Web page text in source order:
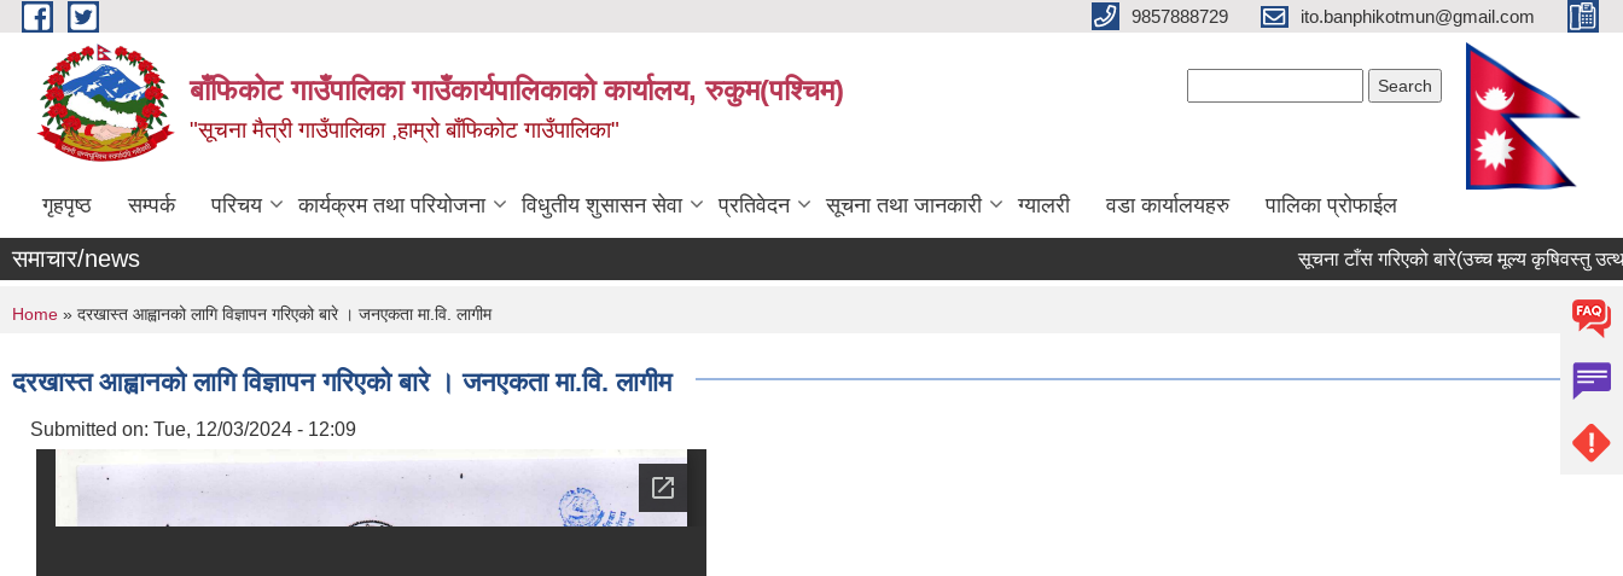
Skip to main content 9857888729 ito.banphikotmun@gmail.com
बाँफिकोट गाउँपालिका गाउँकार्यपालिकाको कार्यालय, रुकुम(पश्चिम)
"सूचना मैत्री गाउँपालिका ,हाम्रो बाँफिकोट गाउँपालिका"
गृहपृष्ठ सम्पर्क परिचय कार्यक्रम तथा परियोजना विधुतीय शुसासन सेवा प्रतिवेदन सूचना तथा जानकारी ग्यालरी वडा कार्यालयहरु पालिका प्रोफाईल
समाचार/news सूचना टाँस गरिएको बारे(उच्च मूल्य कृषिवस्तु
You are here
Home » दरखास्त आह्वानको लागि विज्ञापन गरिएको बारे । जनएकता मा.वि. लागीम
दरखास्त आह्वानको लागि विज्ञापन गरिएको बारे । जनएकता मा.वि. लागीम
Submitted on: Tue, 12/03/2024 - 12:09